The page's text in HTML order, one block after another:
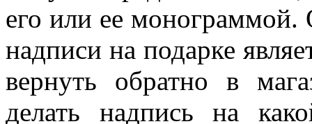
его или ее
надписи на подарке
вернуть обратно в
делать надпись на